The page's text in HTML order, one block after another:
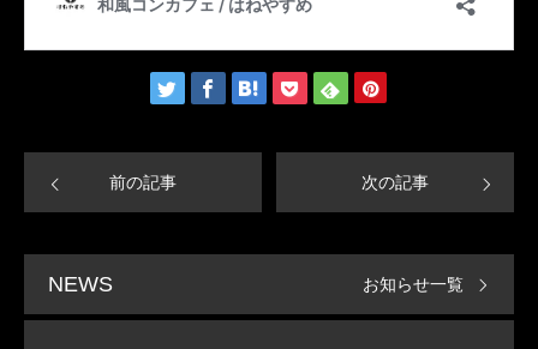
前の記事 次の記事
NEWS お知らせ一覧